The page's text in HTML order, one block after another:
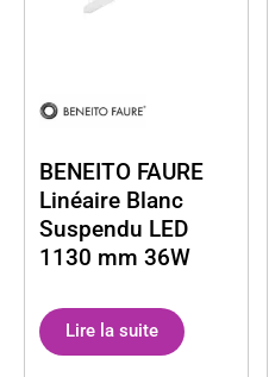
BENEITO FAURE
Linéaire Blanc
Suspendu LED
1130 mm 36W
Lire la suite